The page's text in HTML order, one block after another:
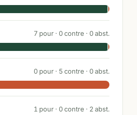
7 pour · 0contre · 0abst.
0 pour · 5contre · 0abst.
1 pour · 0contre · 2 abst.